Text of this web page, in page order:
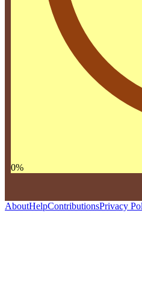
0%
AboutHelpContributionsPrivacy